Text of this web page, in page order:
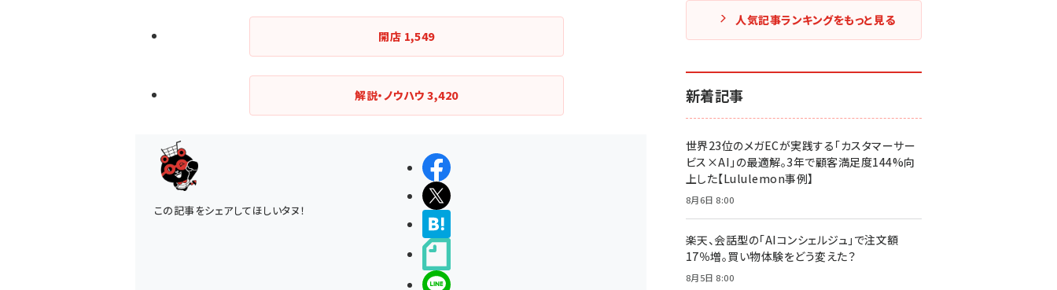
ペー
ジ
送
り
開店 1,549
解説・ノウハウ3,420
この記事をシェアしてほしいタヌ！
人気記事ランキングをもっと見る
新着記事
世界23位のメガECが実践する「カスタマーサー
ビス×AI」の最適解。3年で顧客満足度144%向
上した【Lululemon事例】
8月6日 8:00
楽天、会話型の「AIコンシェルジュ」で注文額
17％増。買い物体験をどう変えた？
8月5日 8:00